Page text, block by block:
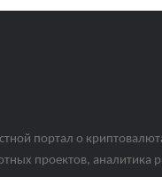
портал о
проектов, аналитика